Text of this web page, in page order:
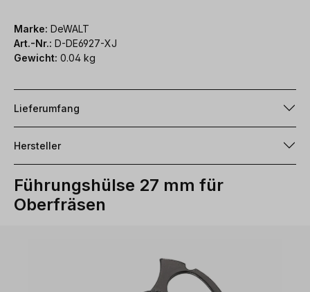
Marke: DeWALT
Art.-Nr.: D-DE6927-XJ
Gewicht: 0.04 kg
Lieferumfang
Hersteller
Führungshülse 27 mm für
Oberfräsen